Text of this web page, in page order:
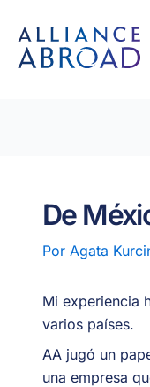
contenido
De
Por Agata
Mi experiencia
varios países.
AA jugó un
una empresa